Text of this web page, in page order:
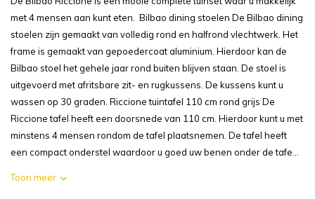
met 4 mensen aan kunt eten. Bilbao dining stoelen De Bilbao dining
stoelen zijn gemaakt van volledig rond en halfrond vlechtwerk. Het
frame is gemaakt van gepoedercoat aluminium. Hierdoor kan de
Bilbao stoel het gehele jaar rond buiten blijven staan. De stoel is
uitgevoerd met afritsbare zit- en rugkussens. De kussens kunt u
wassen op 30 graden. Riccione tuintafel 110 cm rond grijs De
Riccione tafel heeft een doorsnede van 110 cm. Hierdoor kunt u met
minstens 4 mensen rondom de tafel plaatsnemen. De tafel heeft
een compact onderstel waardoor u goed uw benen onder de tafe...
Toon meer